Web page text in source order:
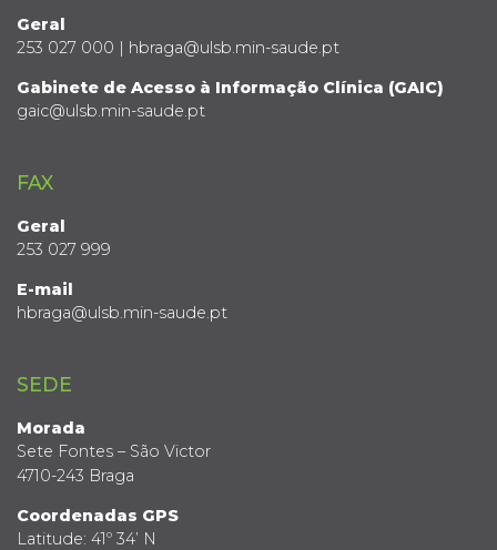
Geral
253 027 000 | hbraga@ulsb.min-saude.pt
Gabinete de Acesso à Informação Clínica (GAIC)
gaic@ulsb.min-saude.pt
FAX
Geral
253 027 999
E-mail
hbraga@ulsb.min-saude.pt
SEDE
Morada
Sete Fontes – São Victor
4710-243 Braga
Coordenadas GPS
Latitude: 41º 34’ N